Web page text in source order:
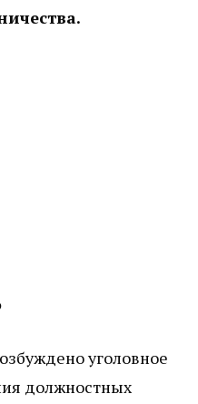
уголовное
должностных